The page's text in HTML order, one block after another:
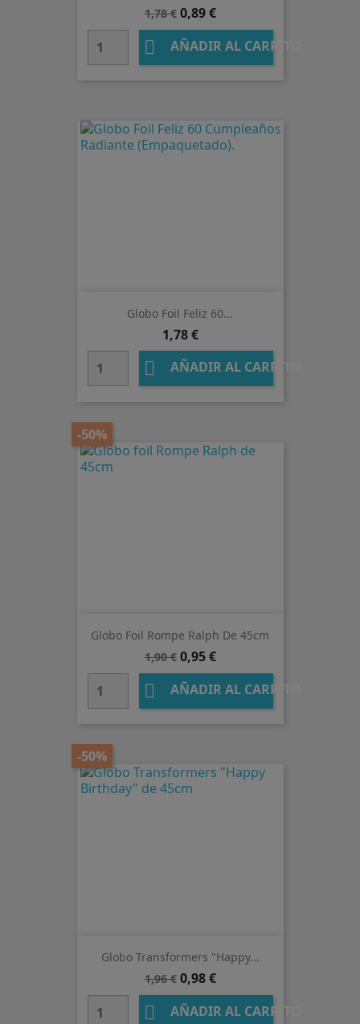
Precio
base
1,78 € Precio
0,89 €
 AÑADIR AL CARRITO
Globo Foil Feliz 60...
Precio
1,78 €
 AÑADIR AL CARRITO
Globo Foil Rompe Ralph De 45cm
Precio
base
1,90 €
-50%
Precio
0,95 €
 AÑADIR AL CARRITO
Globo Transformers "Happy...
Precio
base
1,96 €
-50%
Precio
0,98 €
 AÑADIR AL CARRITO